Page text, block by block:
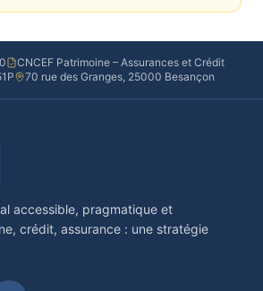
CNCEF Patrimoine – Assurances et Crédit
70 rue des Granges, 25000 Besançon
accessible, pragmatique et
crédit, assurance : une stratégie